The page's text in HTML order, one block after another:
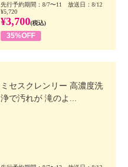
先行予約期間：8/7〜11 放送日：8/12
¥5,720
¥3,700(税込)
35%OFF
ミセスクレンリー 高濃度洗
浄で汚れが 滝のよ...